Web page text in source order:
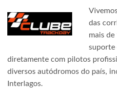
das
mais
suporte
diretamente com pilotos
diversos autódromos do país,
Interlagos.